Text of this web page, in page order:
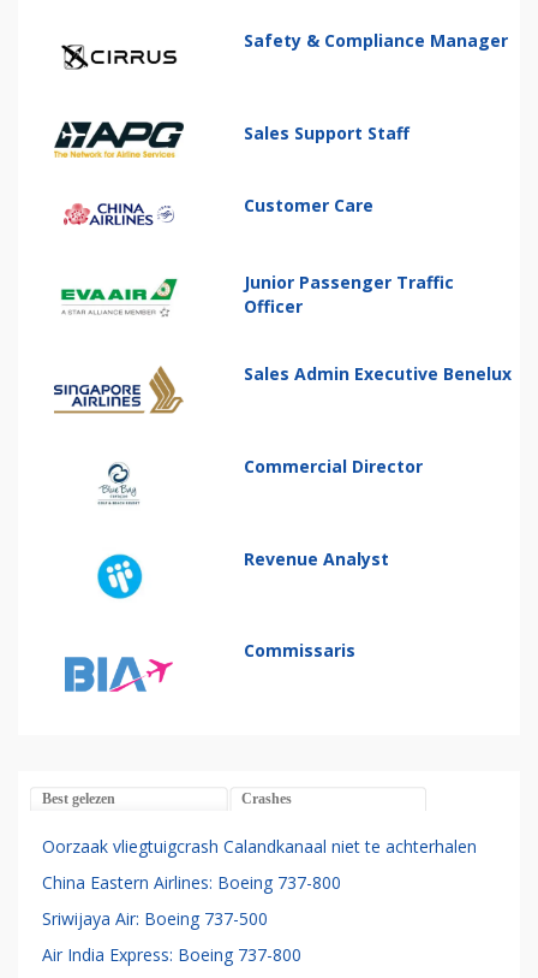
Safety & Compliance Manager
Sales Support Staff
Customer Care
Junior Passenger Traffic
Officer
Sales Admin Executive Benelux
Commercial Director
Revenue Analyst
Commissaris
Best gelezen Crashes
Oorzaak vliegtuigcrash Calandkanaal niet te achterhalen
China Eastern Airlines: Boeing 737-800
Sriwijaya Air: Boeing 737-500
Air India Express: Boeing 737-800